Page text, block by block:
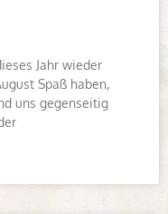
Jahr wieder
Spaß haben,
uns gegenseitig